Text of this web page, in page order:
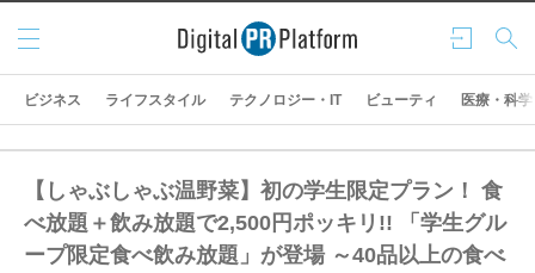
ログ
イン
検索
メニ
ュー
ビジネス ライフスタイル テクノロジー・IT ビューティ 医療・科学
【しゃぶしゃぶ温野菜】初の学生限定プラン！ 食
べ放題＋飲み放題で2,500円ポッキリ!! 「学生グル
ープ限定食べ飲み放題」が登場 ～40品以上の食べ